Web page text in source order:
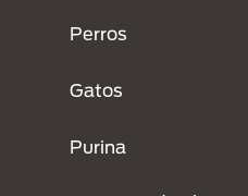
Perros
Gatos
Purina